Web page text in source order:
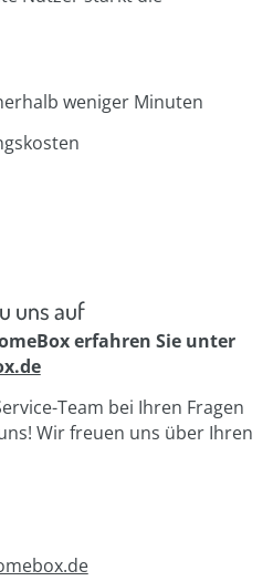
weniger Minuten
uns auf
erfahren Sie unter
Team bei Ihren Fragen
Wir freuen uns über Ihren